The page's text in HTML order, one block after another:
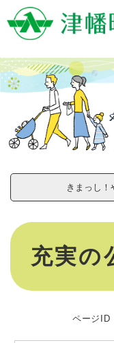
ー
先
頭
で
きまっし！
本
充実の
ページID